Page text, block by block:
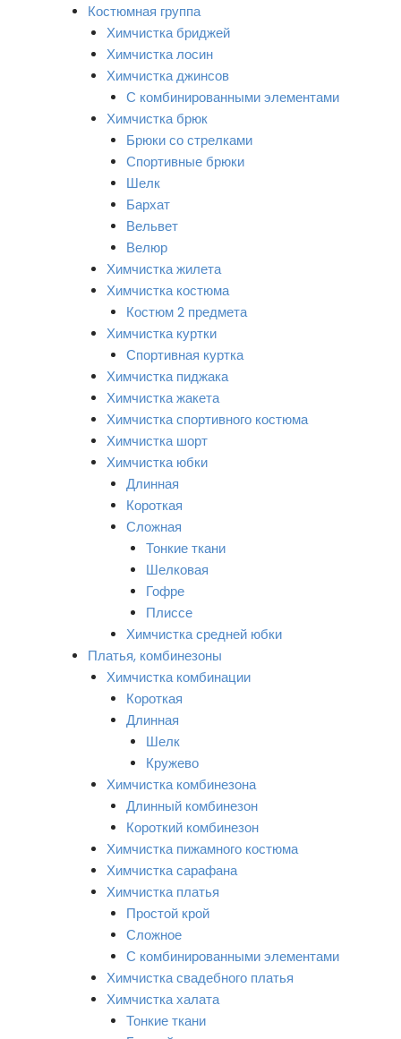
Костюмная группа
Химчистка бриджей
Химчистка лосин
Химчистка джинсов
С комбинированными элементами
Химчистка брюк
Брюки со стрелками
Спортивные брюки
Шелк
Бархат
Вельвет
Велюр
Химчистка жилета
Химчистка костюма
Костюм 2 предмета
Химчистка куртки
Спортивная куртка
Химчистка пиджака
Химчистка жакета
Химчистка спортивного костюма
Химчистка шорт
Химчистка юбки
Длинная
Короткая
Сложная
Тонкие ткани
Шелковая
Гофре
Плиссе
Химчистка средней юбки
Платья, комбинезоны
Химчистка комбинации
Короткая
Длинная
Шелк
Кружево
Химчистка комбинезона
Длинный комбинезон
Короткий комбинезон
Химчистка пижамного костюма
Химчистка сарафана
Химчистка платья
Простой крой
Сложное
С комбинированными элементами
Химчистка свадебного платья
Химчистка халата
Тонкие ткани